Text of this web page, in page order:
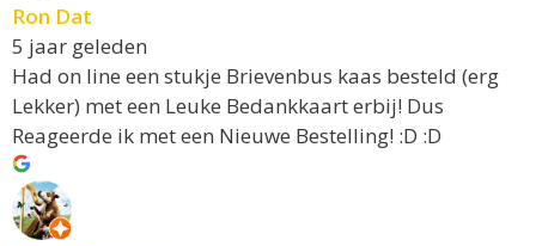
Ron Dat
5 jaar geleden
Had on line een stukje Brievenbus kaas besteld (erg
Lekker) met een Leuke Bedankkaart erbij! Dus
Reageerde ik met een Nieuwe Bestelling! :D :D